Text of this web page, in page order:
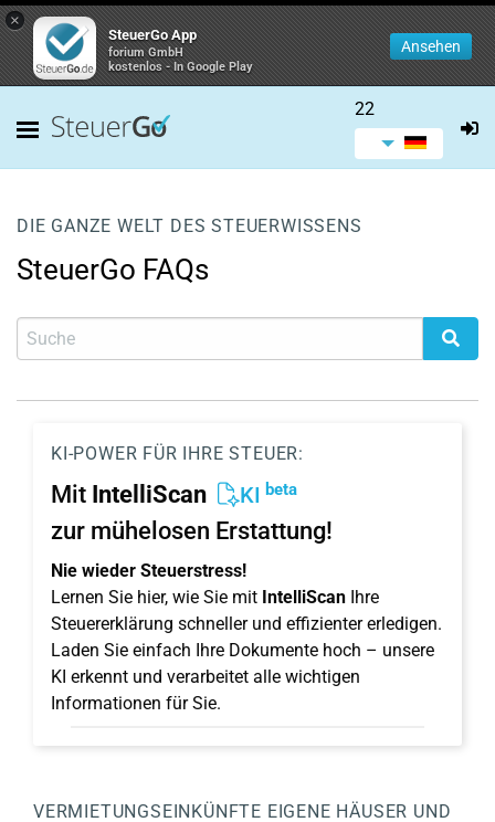
×
SteuerGo App
forium GmbH
kostenlos - In Google Play
Ansehen
22
DIE GANZE WELT DES STEUERWISSENS
SteuerGo FAQs
KI-POWER FÜR IHRE STEUER:
Mit IntelliScan KI beta
zur mühelosen Erstattung!
Nie wieder Steuerstress!
Lernen Sie hier, wie Sie mit IntelliScan Ihre
Steuererklärung schneller und effizienter erledigen.
Laden Sie einfach Ihre Dokumente hoch – unsere
KI erkennt und verarbeitet alle wichtigen
Informationen für Sie.
VERMIETUNGSEINKÜNFTE EIGENE HÄUSER UND